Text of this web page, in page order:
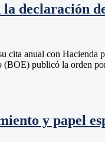
declaración
cita anual con Hacienda
publicó la orden
y papel